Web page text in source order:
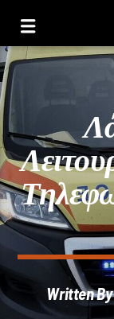
Current Track
Written By